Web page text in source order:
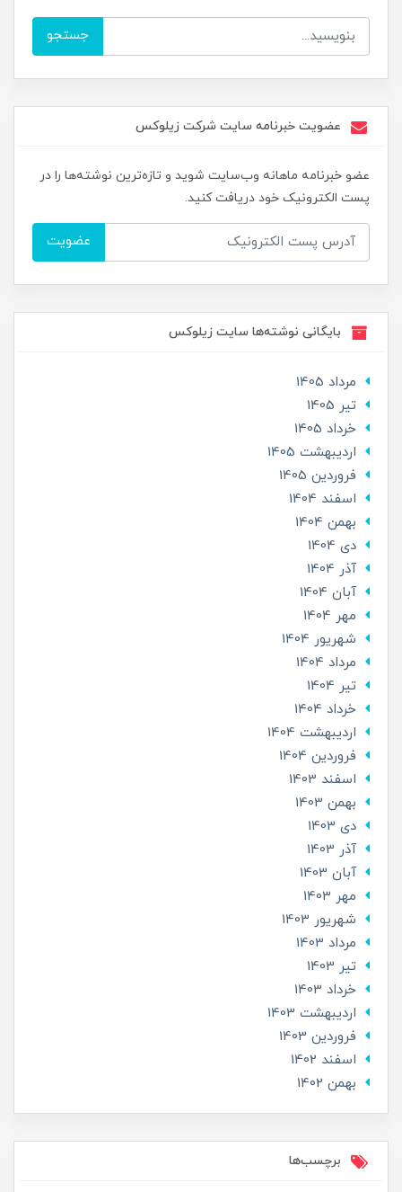
جستجو
عضویت خبرنامه سایت شرکت زیلوکس
عضو خبرنامه ماهانه وب‌سایت شوید و تازه‌ترین نوشته‌ها را در
پست الکترونیک خود دریافت کنید.
عضویت
بایگانی نوشته‌ها سایت زیلوکس
مرداد 1405
تير 1405
خرداد 1405
ارديبهشت 1405
فروردین 1405
اسفند 1404
بهمن 1404
دی 1404
آذر 1404
آبان 1404
مهر 1404
شهریور 1404
مرداد 1404
تير 1404
خرداد 1404
ارديبهشت 1404
فروردین 1404
اسفند 1403
بهمن 1403
دی 1403
آذر 1403
آبان 1403
مهر 1403
شهریور 1403
مرداد 1403
تير 1403
خرداد 1403
ارديبهشت 1403
فروردین 1403
اسفند 1402
بهمن 1402
برچسب‌ها